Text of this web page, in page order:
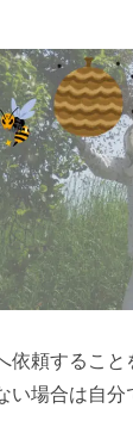
依頼するこ
い場合は自分